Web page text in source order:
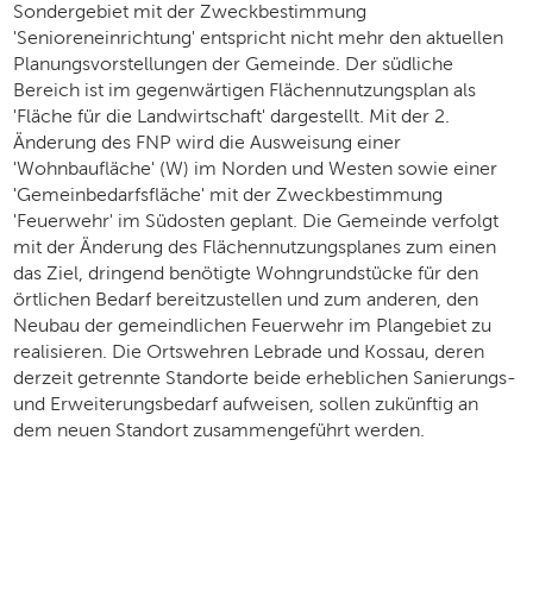
Sondergebiet mit der Zweckbestimmung
'Senioreneinrichtung' entspricht nicht mehr den aktuellen
Planungsvorstellungen der Gemeinde. Der südliche
Bereich ist im gegenwärtigen Flächennutzungsplan als
'Fläche für die Landwirtschaft' dargestellt. Mit der 2.
Änderung des FNP wird die Ausweisung einer
'Wohnbaufläche' (W) im Norden und Westen sowie einer
'Gemeinbedarfsfläche' mit der Zweckbestimmung
'Feuerwehr' im Südosten geplant. Die Gemeinde verfolgt
mit der Änderung des Flächennutzungsplanes zum einen
das Ziel, dringend benötigte Wohngrundstücke für den
örtlichen Bedarf bereitzustellen und zum anderen, den
Neubau der gemeindlichen Feuerwehr im Plangebiet zu
realisieren. Die Ortswehren Lebrade und Kossau, deren
derzeit getrennte Standorte beide erheblichen Sanierungs-
und Erweiterungsbedarf aufweisen, sollen zukünftig an
dem neuen Standort zusammengeführt werden.